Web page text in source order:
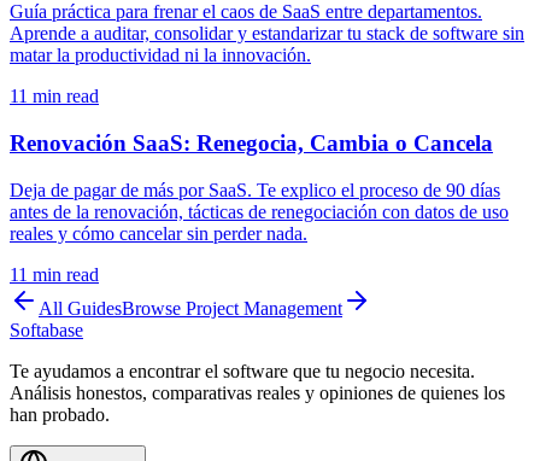
Guía práctica para frenar el caos de SaaS entre departamentos.
Aprende a auditar, consolidar y estandarizar tu stack de software sin
matar la productividad ni la innovación.
11 min read
Renovación SaaS: Renegocia, Cambia o Cancela
Deja de pagar de más por SaaS. Te explico el proceso de 90 días
antes de la renovación, tácticas de renegociación con datos de uso
reales y cómo cancelar sin perder nada.
11 min read
All GuidesBrowse Project Management
Softabase
Te ayudamos a encontrar el software que tu negocio necesita.
Análisis honestos, comparativas reales y opiniones de quienes los
han probado.